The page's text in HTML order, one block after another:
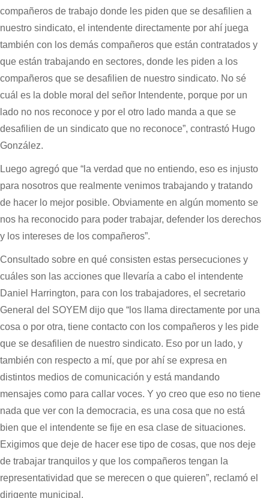
compañeros de trabajo donde les piden que se desafilien a
nuestro sindicato, el intendente directamente por ahí juega
también con los demás compañeros que están contratados y
que están trabajando en sectores, donde les piden a los
compañeros que se desafilien de nuestro sindicato. No sé
cuál es la doble moral del señor Intendente, porque por un
lado no nos reconoce y por el otro lado manda a que se
desafilien de un sindicato que no reconoce”, contrastó Hugo
González.
Luego agregó que “la verdad que no entiendo, eso es injusto
para nosotros que realmente venimos trabajando y tratando
de hacer lo mejor posible. Obviamente en algún momento se
nos ha reconocido para poder trabajar, defender los derechos
y los intereses de los compañeros”.
Consultado sobre en qué consisten estas persecuciones y
cuáles son las acciones que llevaría a cabo el intendente
Daniel Harrington, para con los trabajadores, el secretario
General del SOYEM dijo que “los llama directamente por una
cosa o por otra, tiene contacto con los compañeros y les pide
que se desafilien de nuestro sindicato. Eso por un lado, y
también con respecto a mí, que por ahí se expresa en
distintos medios de comunicación y está mandando
mensajes como para callar voces. Y yo creo que eso no tiene
nada que ver con la democracia, es una cosa que no está
bien que el intendente se fije en esa clase de situaciones.
Exigimos que deje de hacer ese tipo de cosas, que nos deje
de trabajar tranquilos y que los compañeros tengan la
representatividad que se merecen o que quieren”, reclamó el
dirigente municipal.